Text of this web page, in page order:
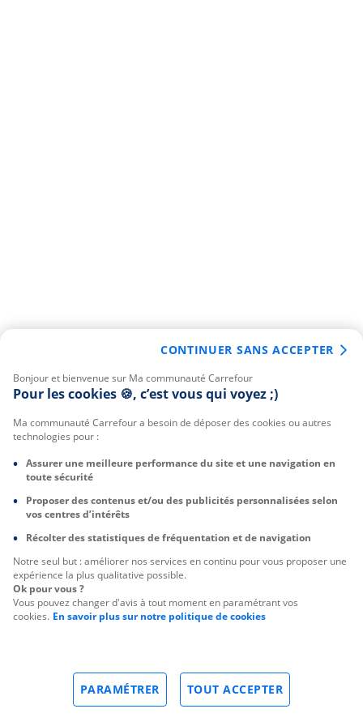
Bonjour et bienvenue sur Ma communauté Carrefour
Pour les cookies 🍪, c’est vous qui voyez ;)
Ma communauté Carrefour a besoin de déposer des cookies ou autres
technologies pour :
Assurer une meilleure performance du site et une navigation en
toute sécurité
Proposer des contenus et/ou des publicités personnalisées selon
vos centres d’intérêts
Récolter des statistiques de fréquentation et de navigation
Notre seul but : améliorer nos services en continu pour vous proposer une
expérience la plus qualitative possible.
Ok pour vous ?
Vous pouvez changer d'avis à tout moment en paramétrant vos
cookies. En savoir plus sur notre politique de cookies
TOUT ACCEPTER
PARAMÉTRER
CONTINUER SANS ACCEPTER